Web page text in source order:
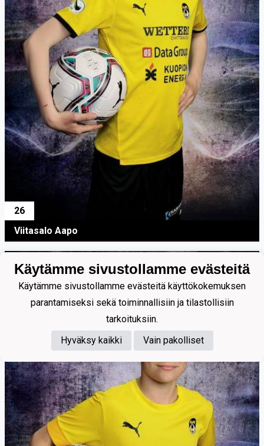
26
Viitasalo Aapo
Käytämme sivustollamme evästeitä
Käytämme sivustollamme evästeitä käyttökokemuksen
parantamiseksi sekä toiminnallisiin ja tilastollisiin
tarkoituksiin.
Hyväksy kaikki
Vain pakolliset